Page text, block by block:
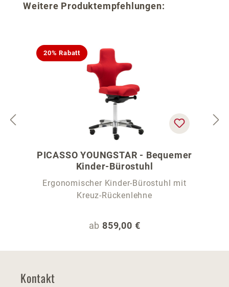
Produktgalerie überspringen
Weitere Produktempfehlungen:
20% Rabatt
PICASSO YOUNGSTAR - Bequemer
Kinder-Bürostuhl
Ergonomischer Kinder-Bürostuhl mit
Kreuz-Rückenlehne
Regulärer Preis:
ab 859,00 €
Kontakt